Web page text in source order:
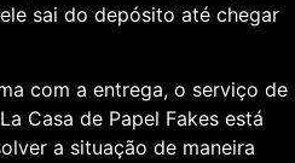
sai do depósito até chegar
com a entrega, o serviço de
Casa de Papel Fakes está
a situação de maneira